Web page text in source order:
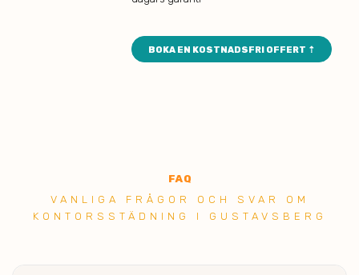
BOKA EN KOSTNADSFRI OFFERT ⇡
FAQ
VANLIGA FRÅGOR OCH SVAR OM
KONTORSSTÄDNING I GUSTAVSBERG